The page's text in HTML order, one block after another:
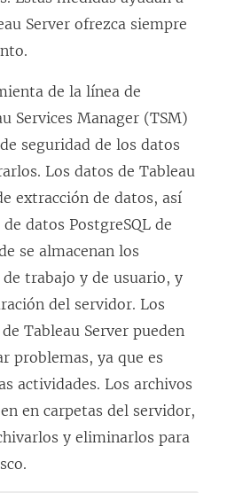
Server ofrezca siempre
de la línea de
Services Manager (TSM)
seguridad de los datos
Los datos de Tableau
extracción de datos, así
datos PostgreSQL de
se almacenan los
trabajo y de usuario, y
del servidor. Los
Tableau Server pueden
problemas, ya que es
actividades. Los archivos
en carpetas del servidor,
y eliminarlos para